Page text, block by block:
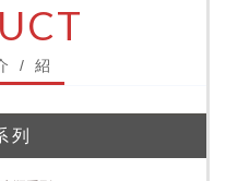
/ 紹
列